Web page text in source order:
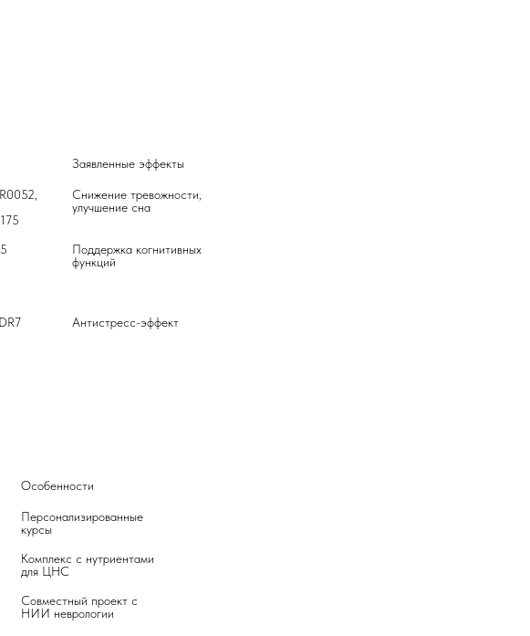
Заявленные эффекты
Снижение тревожности,
улучшение сна
Поддержка когнитивных
функций
Антистресс-эффект
Особенности
Персонализированные
курсы
Комплекс с нутриентами
для ЦНС
Совместный проект с
НИИ неврологии